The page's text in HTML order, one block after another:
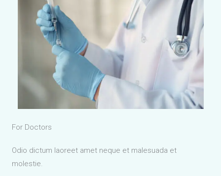
For Doctors
Odio dictum laoreet amet neque et malesuada et
molestie.